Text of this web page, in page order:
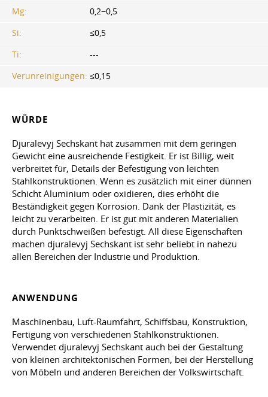
Mg:
0,2−0,5
Si:
≤0,5
Ti:
---
Verunreinigungen: ≤0,15
WÜRDE
Djuralevyj Sechskant hat zusammen mit dem geringen
Gewicht eine ausreichende Festigkeit. Er ist Billig, weit
verbreitet für, Details der Befestigung von leichten
Stahlkonstruktionen. Wenn es zusätzlich mit einer dünnen
Schicht Aluminium oder oxidieren, dies erhöht die
Beständigkeit gegen Korrosion. Dank der Plastizität, es
leicht zu verarbeiten. Er ist gut mit anderen Materialien
durch Punktschweißen befestigt. All diese Eigenschaften
machen djuralevyj Sechskant ist sehr beliebt in nahezu
allen Bereichen der Industrie und Produktion.
ANWENDUNG
Maschinenbau, Luft-Raumfahrt, Schiffsbau, Konstruktion,
Fertigung von verschiedenen Stahlkonstruktionen.
Verwendet djuralevyj Sechskant auch bei der Gestaltung
von kleinen architektonischen Formen, bei der Herstellung
von Möbeln und anderen Bereichen der Volkswirtschaft.